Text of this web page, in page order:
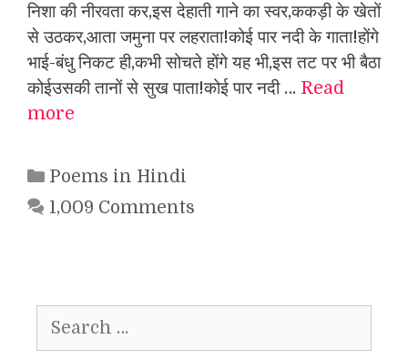
निशा की नीरवता कर,इस देहाती गाने का स्वर,ककड़ी के खेतों
से उठकर,आता जमुना पर लहराता!कोई पार नदी के गाता!होंगे
भाई-बंधु निकट ही,कभी सोचते होंगे यह भी,इस तट पर भी बैठा
कोईउसकी तानों से सुख पाता!कोई पार नदी … Read
more
Categories
Poems in Hindi
1,009 Comments
for: